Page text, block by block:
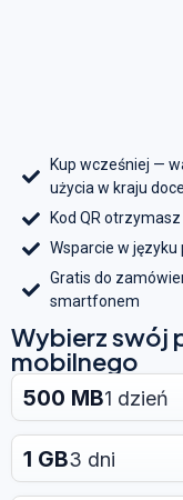
Kup wcześniej —
użycia w kraju
Kod QR
Wsparcie w
Gratis do
smartfonem
Wybierz swój
mobilnego
500 MB1 dzień
1 GB3 dni